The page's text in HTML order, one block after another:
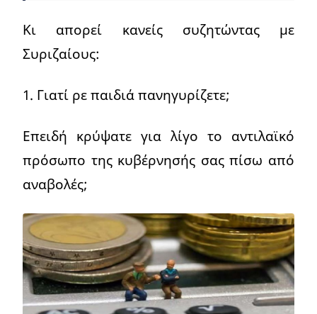
Κι απορεί κανείς συζητώντας με
Συριζαίους:
1. Γιατί ρε παιδιά πανηγυρίζετε;
Επειδή κρύψατε για λίγο το αντιλαϊκό
πρόσωπο της κυβέρνησής σας πίσω από
αναβολές;